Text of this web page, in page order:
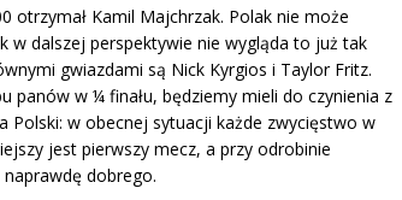
otrzymał Kamil Majchrzak. Polak nie może
w dalszej perspektywie nie wygląda to już tak
gwiazdami są Nick Kyrgios i Taylor Fritz.
panów w ¼ finału, będziemy mieli do czynienia z
Polski: w obecnej sytuacji każde zwycięstwo w
jest pierwszy mecz, a przy odrobinie
dobrego.